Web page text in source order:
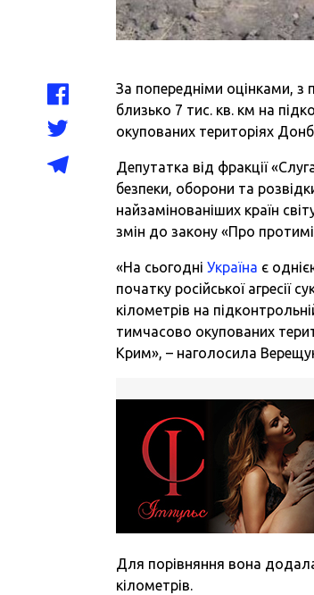
За попередніми оцінками, з
близько 7 тис. кв. км на
окупованих територіях
Депутатка від фракції
безпеки, оборони та
найзамінованіших країн
змін до закону «Про
«На сьогодніУкраїна є
початку російської агресії
кілометрів на
тимчасово окупованих
Крим», – наголосила
Для порівняння вона
кілометрів.